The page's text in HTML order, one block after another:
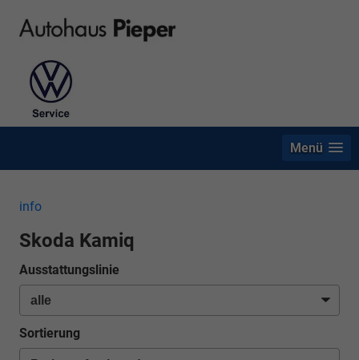
Menü
info
Skoda Kamiq
Ausstattungslinie
Sortierung